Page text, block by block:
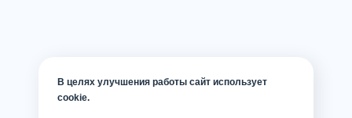
В целях улучшения работы сайт использует
cookie.